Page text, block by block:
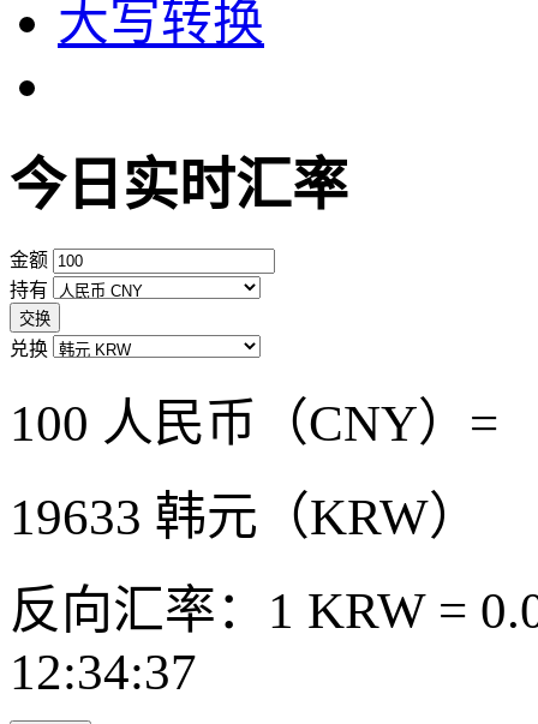
大写转换
今日实时汇率
金额
持有
交换
兑换
100 人民币（CNY）=
19633 韩元（KRW）
反向汇率：1 KRW =
12:34:37